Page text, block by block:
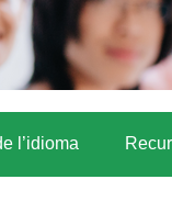
l’idioma